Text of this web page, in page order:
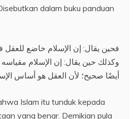
dalam buku panduan
فحين يقال: إن الإسلام خاضع للعقل
وكذلك حين يقال: إن الإسلام مقياسه
أيضًا صحيح؛ لأن العقل هو أساس
Islam itu tunduk kepada
yang benar. Demikian pula